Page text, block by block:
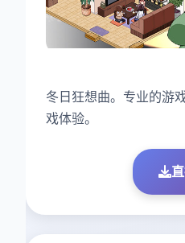
冬日狂想曲。专业的游
戏体验。